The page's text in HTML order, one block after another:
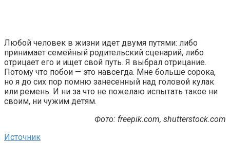
Любой человек в жизни идет двумя путями: либо
принимает семейный родительский сценарий, либо
отрицает его и ищет свой путь. Я выбрал отрицание.
Потому что побои — это навсегда. Мне больше сорока,
но я до сих пор помню занесенный над головой кулак
или ремень. И ни за что не пожелаю испытать такое ни
своим, ни чужим детям.
Фото: freepik.com, shutterstock.com
Источник